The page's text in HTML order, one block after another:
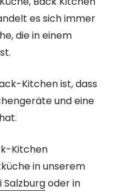
es sich immer
die in einem
Kitchen ist, dass
und eine
Kitchen
in unserem
Salzburgoder in